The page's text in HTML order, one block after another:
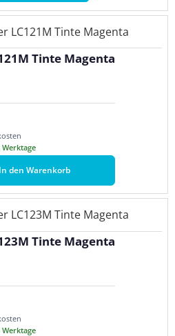
Tinte Magenta
In den Warenkorb
Tinte Magenta